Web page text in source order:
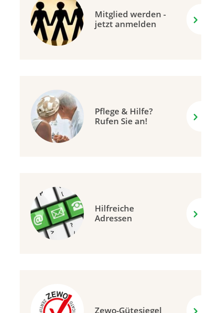
Mitglied werden -
jetzt anmelden
Pflege & Hilfe?
Rufen Sie an!
Hilfreiche
Adressen
Zewo-Gütesiegel